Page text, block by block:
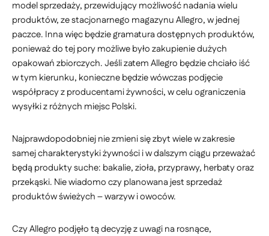
model sprzedaży, przewidujący możliwość nadania wielu
produktów, ze stacjonarnego magazynu Allegro, w jednej
paczce. Inna więc będzie gramatura dostępnych produktów,
ponieważ do tej pory możliwe było zakupienie dużych
opakowań zbiorczych. Jeśli zatem Allegro będzie chciało iść
w tym kierunku, konieczne będzie wówczas podjęcie
współpracy z producentami żywności, w celu ograniczenia
wysyłki z różnych miejsc Polski.
Najprawdopodobniej nie zmieni się zbyt wiele w zakresie
samej charakterystyki żywności i w dalszym ciągu przeważać
będą produkty suche: bakalie, zioła, przyprawy, herbaty oraz
przekąski. Nie wiadomo czy planowana jest sprzedaż
produktów świeżych – warzyw i owoców.
Czy Allegro podjęło tą decyzję z uwagi na rosnące,